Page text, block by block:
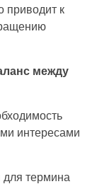
приводит к
между
интересами
для термина